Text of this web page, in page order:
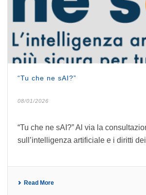
“Tu che ne sAI?”
08/01/2026
“Tu che ne sAI?” Al via la
sull’intelligenza artificiale e i diritti
Read More